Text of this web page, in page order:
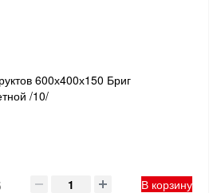
600х400х150 Бриг
/10/
В корзину